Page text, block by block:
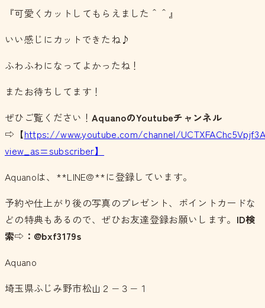
『可愛くカットしてもらえました＾＾』
いい感じにカットできたね♪
ふわふわになってよかったね！
またお待ちしてます！
ぜひご覧ください！ AquanoのYoutubeチャンネル
⇨【https://www.youtube.com/channel/
view_as=subscriber】
Aquanoは、**LINE@**に登録しています。
予約や仕上がり後の写真のプレゼント、ポイントカードな
どの特典もあるので、ぜひお友達登録お願いします。 ID検
索⇨：@bxf3179s
Aquano
埼玉県ふじみ野市松山２−３−１